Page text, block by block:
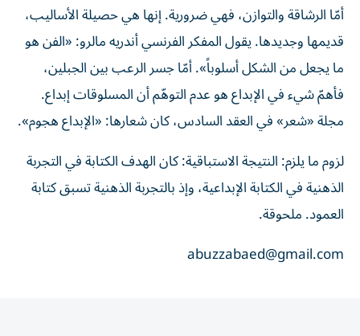
أمّا الرشاقة والتوازن، فهي ضرورية. إنها هي حصيلة الأساليب،
قديمها وجديدها. يقول المفكر الفرنسي أندريه مالرو: «الفن هو
ما يجعل من الشكل أسلوباً». أمّا جسر الرعب بين الجبلين،
فأهمّ شيء في الإبداع هو عدم التوهّم أن المسلوقات إبداع.
مجلة «شعر» في العقد السادس، كان شعارها: «الإبداع هجوم».
لزوم ما يلزم: النتيجة الاستباقية: كان الهدف الكتابة في التجربة
الذهنية في الكتابة الإبداعية، وإذ بالتجربة الذهنية تسبق كتابة
العمود. ملحوقة.
abuzzabaed@gmail.com